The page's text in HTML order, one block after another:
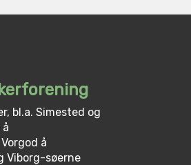
bl.a. Simested og
å
å
Viborg-søerne